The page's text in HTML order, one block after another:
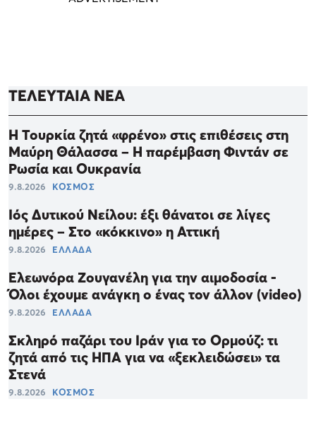
ΤΕΛΕΥΤΑΙΑ ΝΕΑ
Η Τουρκία ζητά «φρένο» στις επιθέσεις στη
Μαύρη Θάλασσα – Η παρέμβαση Φιντάν σε
Ρωσία και Ουκρανία
9.8.2026 ΚΟΣΜΟΣ
Ιός Δυτικού Νείλου: έξι θάνατοι σε λίγες
ημέρες – Στο «κόκκινο» η Αττική
9.8.2026 ΕΛΛΑΔΑ
Ελεωνόρα Ζουγανέλη για την αιμοδοσία -
Όλοι έχουμε ανάγκη ο ένας τον άλλον (video)
9.8.2026 ΕΛΛΑΔΑ
Σκληρό παζάρι του Ιράν για το Ορμούζ: τι
ζητά από τις ΗΠΑ για να «ξεκλειδώσει» τα
Στενά
9.8.2026 ΚΟΣΜΟΣ